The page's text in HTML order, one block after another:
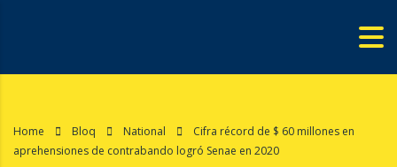
Home Bloq National
Cifra récord de $ 60 millones en
aprehensiones de contrabando logró Senae en 2020